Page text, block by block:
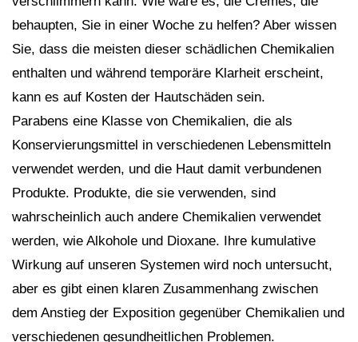
behaupten, Sie in einer Woche zu helfen? Aber wissen
Sie, dass die meisten dieser schädlichen Chemikalien
enthalten und während temporäre Klarheit erscheint,
kann es auf Kosten der Hautschäden sein.
Parabens eine Klasse von Chemikalien, die als
Konservierungsmittel in verschiedenen Lebensmitteln
verwendet werden, und die Haut damit verbundenen
Produkte. Produkte, die sie verwenden, sind
wahrscheinlich auch andere Chemikalien verwendet
werden, wie Alkohole und Dioxane. Ihre kumulative
Wirkung auf unseren Systemen wird noch untersucht,
aber es gibt einen klaren Zusammenhang zwischen
dem Anstieg der Exposition gegenüber Chemikalien und
verschiedenen gesundheitlichen Problemen.